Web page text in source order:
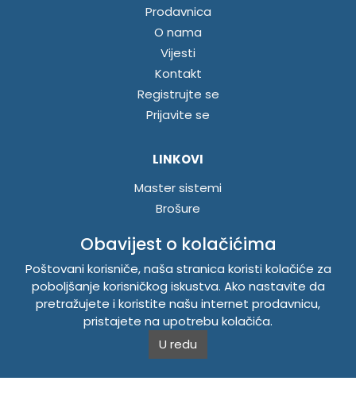
Prodavnica
O nama
Vijesti
Kontakt
Registrujte se
Prijavite se
LINKOVI
Master sistemi
Brošure
INFORMACIJE
Politika o kolačićima
Uslovi korištenja
Politika privatnosti
Obavijest o kolačićima
Poštovani korisniče, naša stranica koristi kolačiće za
poboljšanje korisničkog iskustva. Ako nastavite da
pretražujete i koristite našu internet prodavnicu,
pristajete na upotrebu kolačića.
U redu